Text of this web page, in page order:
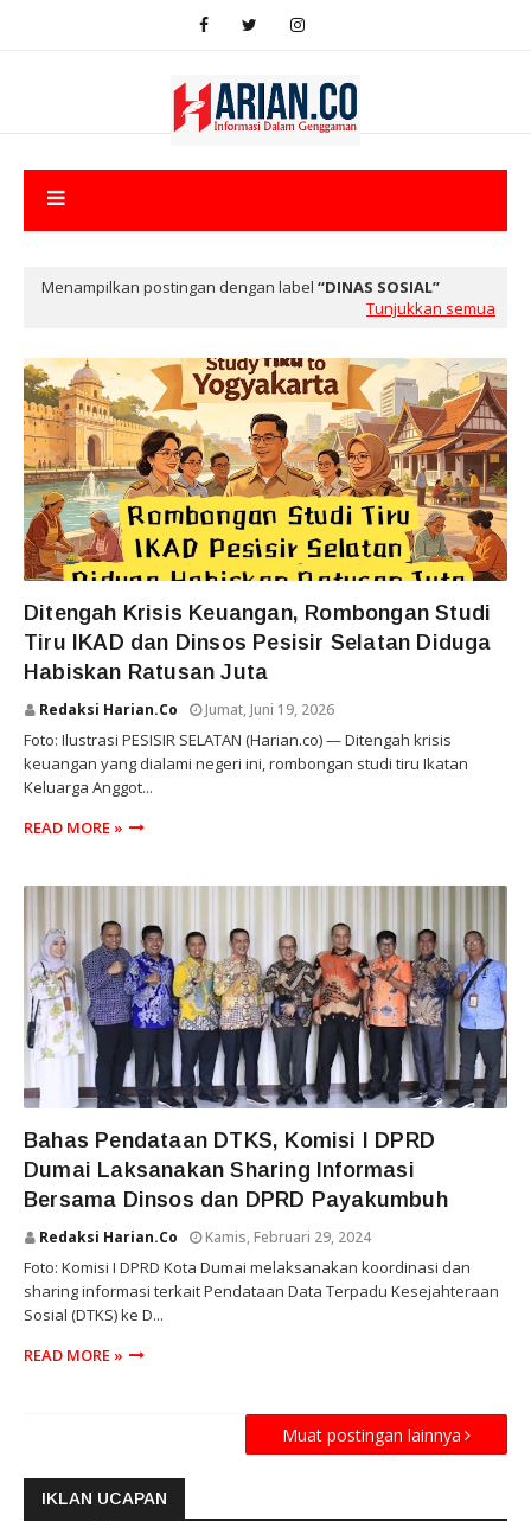
Menampilkan postingan dengan label
DINAS SOSIAL
Tunjukkan semua
Ditengah Krisis Keuangan, Rombongan Studi
Tiru IKAD dan Dinsos Pesisir Selatan Diduga
Habiskan Ratusan Juta
Redaksi Harian.co Jumat, Juni 19, 2026
Foto: Ilustrasi PESISIR SELATAN (Harian.co) — Ditengah krisis
keuangan yang dialami negeri ini, rombongan studi tiru Ikatan
Keluarga Anggot...
READ MORE »
Bahas Pendataan DTKS, Komisi I DPRD
Dumai Laksanakan Sharing Informasi
Bersama Dinsos dan DPRD Payakumbuh
Redaksi Harian.co Kamis, Februari 29, 2024
Foto: Komisi I DPRD Kota Dumai melaksanakan koordinasi dan
sharing informasi terkait Pendataan Data Terpadu Kesejahteraan
Sosial (DTKS) ke D...
READ MORE »
Muat postingan lainnya
IKLAN UCAPAN